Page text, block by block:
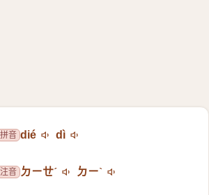
拼音 dié dì
注音 ㄉㄧㄝˊ ㄉㄧˋ